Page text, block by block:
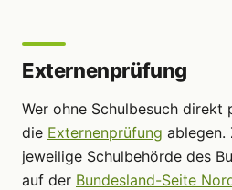
Externenprüfung
Wer ohne Schulbesuch direkt
die Externenprüfung ablegen.
jeweilige Schulbehörde des
auf der Bundesland-Seite